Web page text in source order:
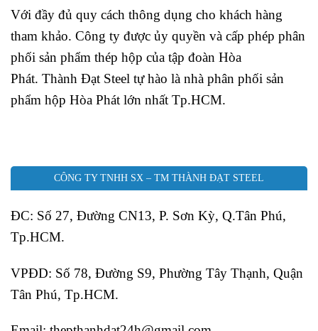
Với đầy đủ quy cách thông dụng cho khách hàng
tham khảo. Công ty được ủy quyền và cấp phép phân
phối sản phẩm thép hộp của tập đoàn Hòa
Phát. Thành Đạt Steel tự hào là nhà phân phối sản
phẩm hộp Hòa Phát lớn nhất Tp.HCM.
CÔNG TY TNHH SX – TM THÀNH ĐẠT STEEL
ĐC: Số 27, Đường CN13, P. Sơn Kỳ, Q.Tân Phú,
Tp.HCM.
VPĐD: Số 78, Đường S9, Phường Tây Thạnh, Quận
Tân Phú, Tp.HCM.